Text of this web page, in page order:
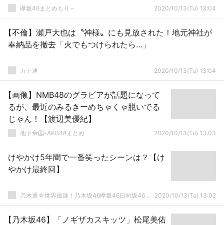
欅坂46まとめもり～ 2020/10/13(Tu) 13:04
【不倫】瀬戸大也は〝神様〟にも見放された！地元神社が
奉納品を撤去「火でもつけられたら…」
カナ速 2020/10/13(Tu) 13:04
【画像】NMB48のグラビアが話題になって
るが、最近のみるきーめちゃくゃ脱いでる
じゃん！【渡辺美優紀】
地下帝国-AKB48まとめ 2020/10/13(Tu) 13:03
けやかけ5年間で一番笑ったシーンは？【け
やかけ最終回】
乃木通☆世界最速！乃木坂46欅坂46日向坂46速報まとめ 2020/10/13(Tu) 13:02
【乃木坂46】「ノギザカスキッツ」松尾美佑